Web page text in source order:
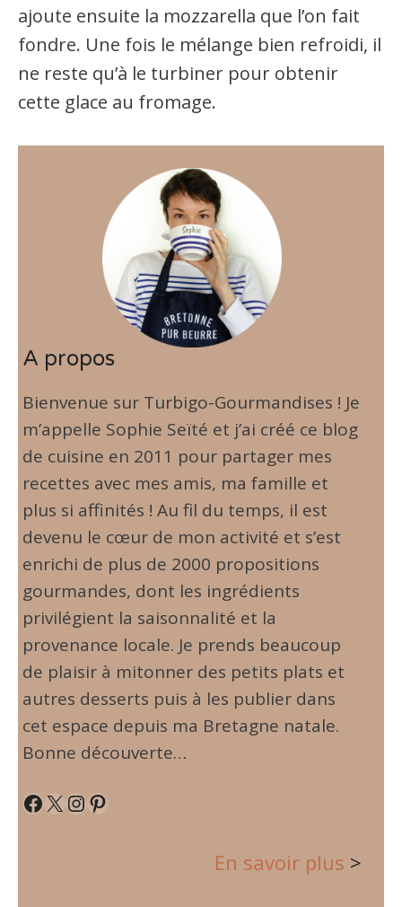
ajoute ensuite la mozzarella que l’on fait
fondre. Une fois le mélange bien refroidi, il
ne reste qu’à le turbiner pour obtenir
cette glace au fromage.
A propos
Bienvenue sur Turbigo-Gourmandises ! Je
m’appelle Sophie Seïté et j’ai créé ce blog
de cuisine en 2011 pour partager mes
recettes avec mes amis, ma famille et
plus si affinités ! Au fil du temps, il est
devenu le cœur de mon activité et s’est
enrichi de plus de 2000 propositions
gourmandes, dont les ingrédients
privilégient la saisonnalité et la
provenance locale. Je prends beaucoup
de plaisir à mitonner des petits plats et
autres desserts puis à les publier dans
cet espace depuis ma Bretagne natale.
Bonne découverte…
Facebook X InstagramPinterest
En savoir plus >